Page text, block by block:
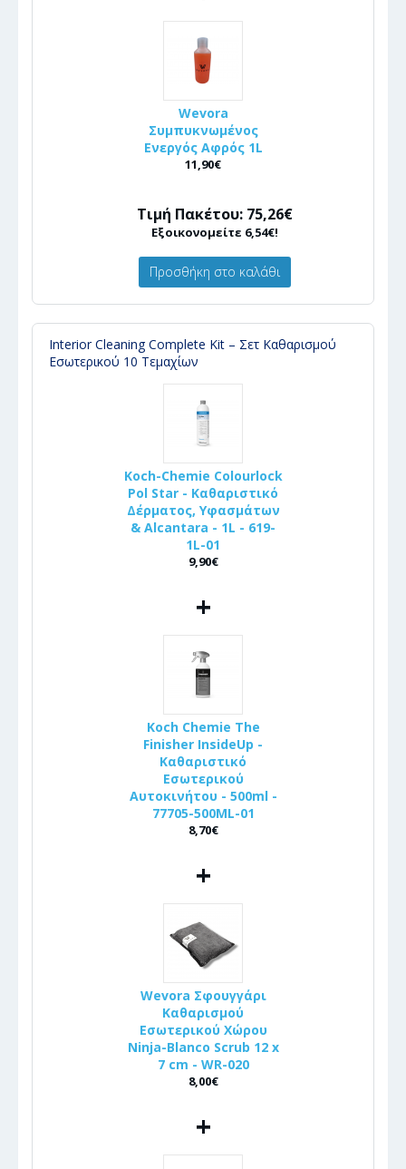
Wevora
Συμπυκνωμένος
Ενεργός Αφρός 1L
11,90€
Τιμή Πακέτου: 75,26€
Εξοικονομείτε 6,54€!
Προσθήκη στο καλάθι
Interior Cleaning Complete Kit – Σετ Καθαρισμού
Εσωτερικού 10 Τεμαχίων
Koch-Chemie Colourlock
Pol Star - Καθαριστικό
Δέρματος, Υφασμάτων
& Alcantara - 1L - 619-
1L-01
9,90€
+
Koch Chemie The
Finisher InsideUp -
Καθαριστικό
Εσωτερικού
Αυτοκινήτου - 500ml -
77705-500ML-01
8,70€
+
Wevora Σφουγγάρι
Καθαρισμού
Εσωτερικού Χώρου
Ninja-Blanco Scrub 12 x
7 cm - WR-020
8,00€
+